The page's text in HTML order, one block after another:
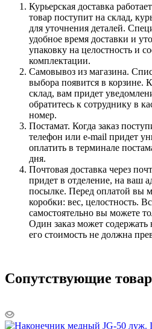
Курьерская доставка
товар поступит на склад,
для уточнения деталей.
удобное время доставки и
упаковку на целостность и
комплектации.
Самовывоз из магазина.
выбора появится в корзине.
склад, вам придет
обратитесь к сотруднику в
номер.
Постамат. Когда заказ
телефон или e-mail придет
оплатить в терминале
дня.
Почтовая доставка через
придет в отделение, на ваш
посылке. Перед оплатой вы
коробки: вес, целостность.
самостоятельно вы можете
Один заказ может
его стоимость не должна
Сопутствующие